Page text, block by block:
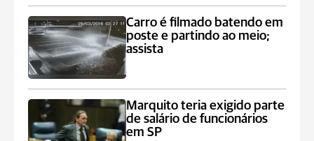
Carro é filmado batendo em
poste e partindo ao meio;
assista
Marquito teria exigido parte
de salário de funcionários
em SP